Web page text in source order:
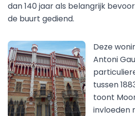
dan 140 jaar als belangrijk
de buurt gediend.
Deze
Antoni
tussen
toont
invloeden